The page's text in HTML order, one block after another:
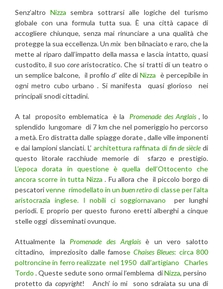
Senz’altro Nizza sembra sottrarsi alle logiche del turismo
globale con una formula tutta sua. È una città capace di
accogliere chiunque, senza mai rinunciare a una qualità che
protegge la sua eccellenza. Unmix ben bilnaciato e raro, che la
mette al riparo dall’impatto della massa e lascia intatto, quasi
custodito, il suocorearistocratico. Che si tratti di un teatro o
un semplice balcone, il profilod’ elitediNizza è percepibile in
ogni metro cubo urbano . Si manifesta quasi glorioso nei
principali snodi cittadini.
A tal proposito emblematica è la Promenade des Anglais, lo
splendido lungomare di 7 km che nel pomeriggio ho percorso
a metà. Ero distratta dalle spiagge dorate , dalle ville imponenti
e dai lampioni slanciati. L’architettura raffinata di fin de siècledi
questo litorale racchiude memorie di sfarzo e prestigio.
L’epoca dorata in questione è quella dell’Ottocento che
ancora scorre in tutta Nizza . Fu allora che il piccolo borgo di
pescatorivenne rimodellato in unbuen retirodi classe per l’alta
aristocrazia inglese. I nobili ci soggiornavano
per lunghi
periodi. E proprio per questo furono eretti alberghi a cinque
stelle oggi disseminati ovunque.
Attualmente la Promenade des Anglaisè un vero salotto
cittadino, impreziosito dalle famose Chaises Bleues: circa 800
poltroncine in ferro realizzate nel 1950 dall’artigiano
Charles
Tordo . Queste sedute sono ormai l’emblema diNizza, persino
protetto da copyright! Anch’ io mi sono sdraiata su una di